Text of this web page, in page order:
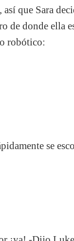
que Sara
de donde ella
robótico:
se